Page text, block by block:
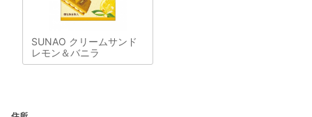
SUNAO クリームサンド
レモン＆バニラ